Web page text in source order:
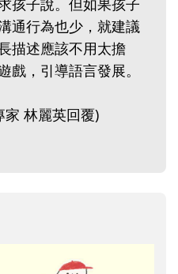
孩子說。但如果孩子
通行為也少，就建議
描述應該不用太擔
戲，引導語言發展。
家 林麗英回覆)